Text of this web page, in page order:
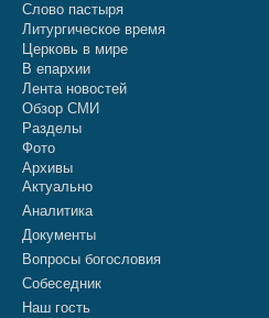
Слово пастыря
Литургическое время
Церковь в мире
В епархии
Лента новостей
Обзор СМИ
Разделы
Фото
Архивы
Актуально
Аналитика
Документы
Вопросы богословия
Собеседник
Наш гость